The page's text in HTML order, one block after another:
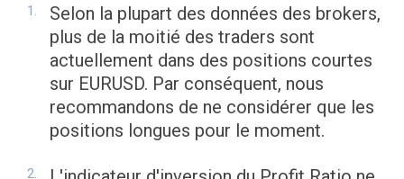
Selon la plupart des données des brokers,
plus de la moitié des traders sont
actuellement dans des positions courtes
sur EURUSD. Par conséquent, nous
recommandons de ne considérer que les
positions longues pour le moment.